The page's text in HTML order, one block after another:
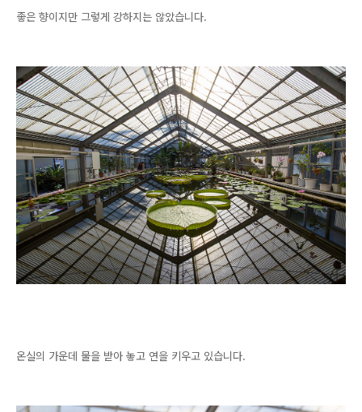
좋은 향이지만 그렇게 강하지는 않았습니다.
온실의 가운데 물을 받아 놓고 연을 키우고 있습니다.